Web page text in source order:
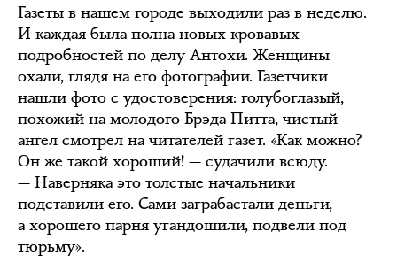
Газеты в нашем городе выходили раз в неделю.
И каждая была полна новых кровавых
подробностей по делу Антохи. Женщины
охали, глядя на его фотографии. Газетчики
нашли фото с удостоверения: голубоглазый,
похожий на молодого Брэда Питта, чистый
ангел смотрел на читателей газет. «Как можно?
Он же такой хороший! — судачили всюду.
— Наверняка это толстые начальники
подставили его. Сами заграбастали деньги,
а хорошего парня угандошили, подвели под
тюрьму».